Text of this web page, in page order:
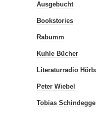
Ausgebucht
Bookstories
Rabumm
Kuhle Bücher
Literaturradio
Peter Wiebel
Tobias